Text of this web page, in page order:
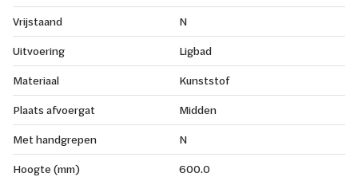
Vrijstaand
N
Uitvoering
Ligbad
Materiaal
Kunststof
Plaats afvoergat
Midden
Met handgrepen
N
Hoogte (mm)
600.0